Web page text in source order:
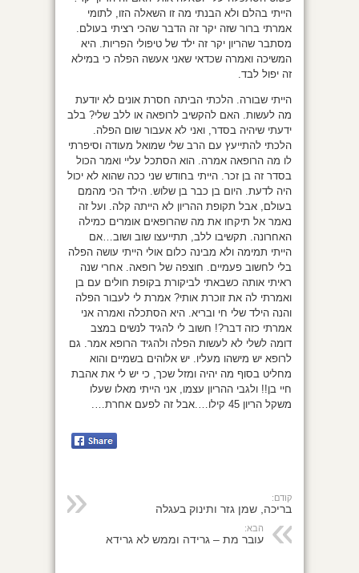
הייתי בהלם ולא הבנתי מה זו השאלה הזו, לתומי
אמרתי ברור שזה יקר זה הדבר שהכי רציתי בעולם.
מסתבר שהריון יקר זה ילד של טיפולי הפריות. היא
המשיכה ואמרה שכדאי שאני אעשה הפלה כי במילא
זה יפול לבד.
הייתי שבורה. הלכתי הביתה חסרת אונים לא יודעת
מה לעשות. האם להקשיב לרופאה או ללב שלי? בלב
ידעתי שיהיה בסדר, ואני לא אעבור שום הפלה.
הלכתי להתייעץ עם הרב שלי שמואל מעודה וסיפרתי
לו מה הרופאה אמרה. הוא הסתכל עליי ואמר הכול
בסדר זה בן זכר. הייתי בחודש שני ככה שהוא לא יכול
היה לדעת. היום בן כבר בן שלוש. הילד הכי מהמם
בעולם, אבל תקופת ההריון לא הייתה קלה. ועל זה
נאמר אל תיקחו את מה שהרופאים אומרים כמילה
האחרונה. תקשיבו ללב, תתייעצו שוב ושוב…אם
הייתי תמימה ולא מבינה כלום אולי הייתי עושה הפלה
בלי לחשוב פעמיים. חוצפה של רופאה. אחרי שנה
ראיתי אותה כשבאתי לביקורת בקופת חולים עם בן
ואמרתי לה את זוכרת אותי? אמרת לי לעבור הפלה
והנה הילד שלי חי ובריא. היא הסתכלה ואמרה אני
אמרתי כזה דבר?! חשוב לי להגיד לנשים במצב
דומה לשלי לא לעשות הפלה ולהגיד הרופא אמר. גם
לרופא יש מישהו מעליו. יש אלוהים בשמיים והוא
מחליט בסוף מה יהיה ומזל שכך, כי יש לי את אהבת
חיי בן!! ולגבי ההריון עצמו, אני הייתי מאלו שעלו
משקל הריון 45 קילו….אבל זה לפעם אחרת….
קודם:
בריכה, שמן גזר ותינוק בעגלה
הבא:
עובר מת – גרידה וממש לא גרידא